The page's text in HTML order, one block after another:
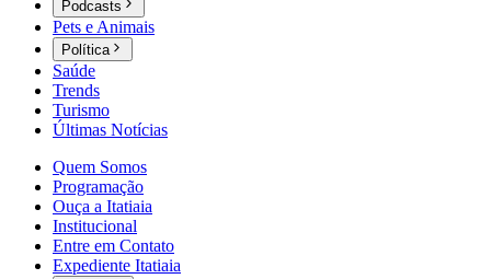
Podcasts
Pets e Animais
Política
Saúde
Trends
Turismo
Últimas Notícias
Quem Somos
Programação
Ouça a Itatiaia
Institucional
Entre em Contato
Expediente Itatiaia